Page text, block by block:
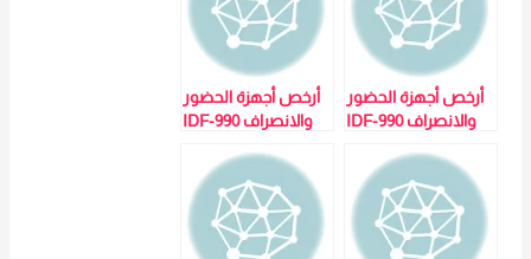
أرخص أجهزة الحضور
والانصراف IDF-990
مبيعات: مي سيد
01023629342
أرخص أجهزة الحضور
والانصراف IDF-990
مبيعات: مي سيد
01023629342